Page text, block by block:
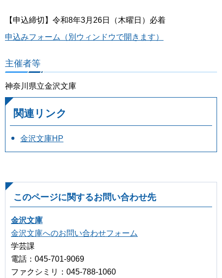
【申込締切】令和8年3月26日（木曜日）必着
申込みフォーム（別ウィンドウで開きます）
主催者等
神奈川県立金沢文庫
関連リンク
金沢文庫HP
このページに関するお問い合わせ先
金沢文庫
金沢文庫へのお問い合わせフォーム
学芸課
電話：045-701-9069
ファクシミリ：045-788-1060